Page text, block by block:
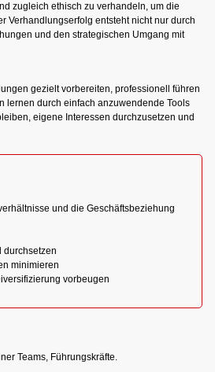
zugleich ethisch zu verhandeln, um die
Verhandlungserfolg entsteht nicht nur durch
und den strategischen Umgang mit
gezielt vorbereiten, professionell führen
lernen durch einfach anzuwendende Tools
eigene Interessen durchzusetzen und
und die Geschäftsbeziehung
durchsetzen
minimieren
vorbeugen
Teams, Führungskräfte.